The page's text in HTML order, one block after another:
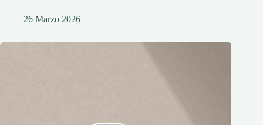
26 Marzo 2026